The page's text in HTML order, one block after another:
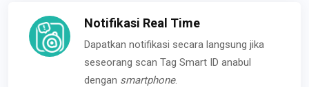
Notifikasi Real Time
Dapatkan notifikasi secara langsung jika
seseorang scan Tag Smart ID anabul
dengan smartphone.